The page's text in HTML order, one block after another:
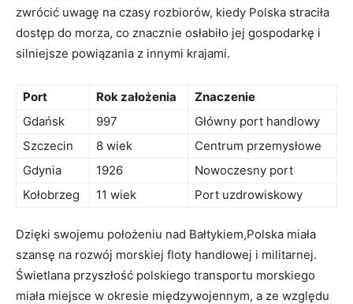
zwrócić uwagę na ⁤czasy rozbiorów, kiedy Polska straciła
dostęp do morza, co znacznie osłabiło jej gospodarkę i
‍silniejsze powiązania z innymi krajami.
Port Rok założenia
Znaczenie
Gdańsk
997
Główny port handlowy
Szczecin
8 wiek
Centrum przemysłowe
Gdynia
1926
Nowoczesny port
Kołobrzeg
11 wiek Port uzdrowiskowy
Dzięki​ swojemu⁢ położeniu nad Bałtykiem,Polska miała
szansę na rozwój ⁤morskiej floty‍ handlowej i ⁢militarnej.
Świetlana przyszłość polskiego transportu morskiego
miała miejsce w okresie międzywojennym,⁢ a ze względu